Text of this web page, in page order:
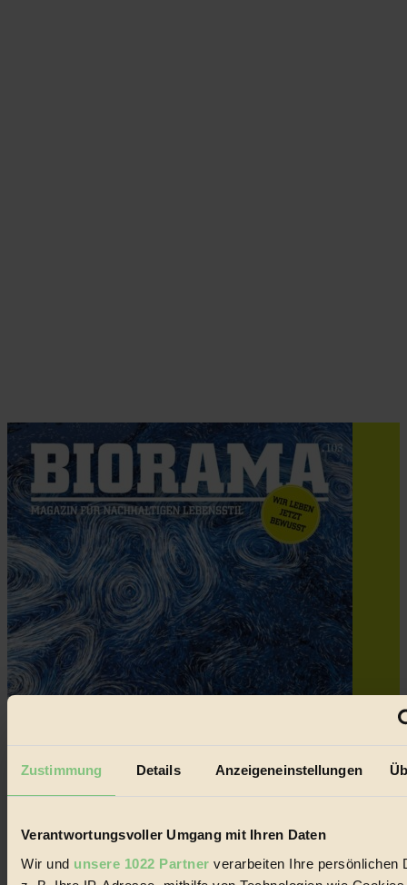
Zustimmung Details Anzeigeneinstellungen
Verantwortungsvoller Umgang mit Ihren Daten
Wir und unsere 1022 Partner verarbeiten Ihre persönlichen